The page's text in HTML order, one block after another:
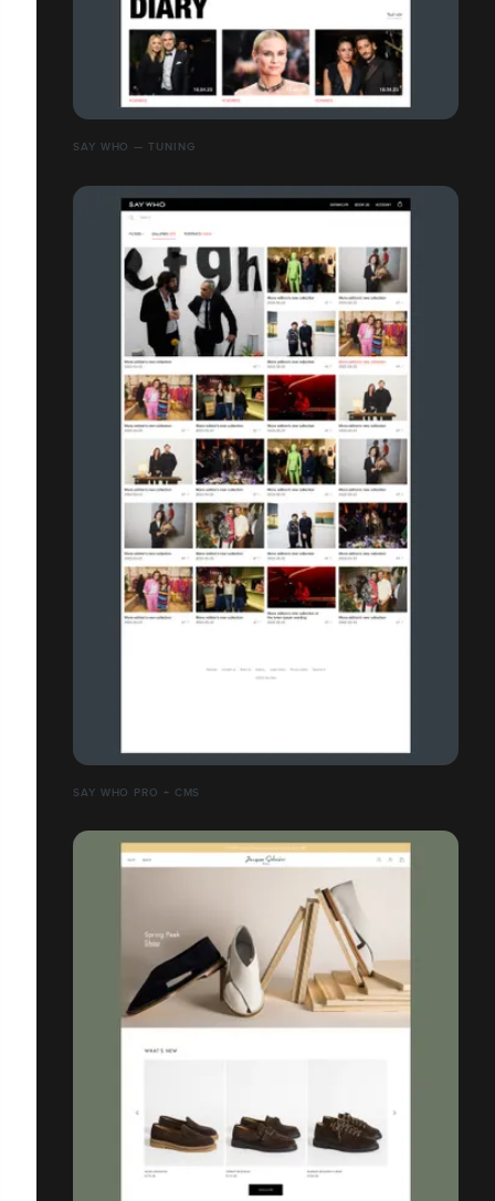
SAY WHO — TUNING
SAY WHO PRO + CMS